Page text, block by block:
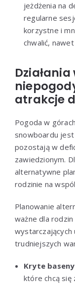
jeżdżenia na
regularne
korzystne i
chwalić,
atrakcje
Pogoda w
snowboardu jest
pozostają w
zawiedzionym.
alternatywne
rodzinie na
Planowanie
ważne dla
wystarczających
trudniejszych
Kryte
które chcą się